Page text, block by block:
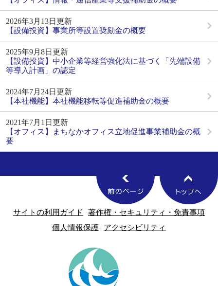
2026年3月13日更新
【設備投資】事業所等設置奨励金の概要
2025年9月8日更新
【設備投資】中小企業等経営強化法に基づく「先端設備
等導入計画」の認定
2024年7月24日更新
【本社機能】本社機能移転等促進補助金の概要
2021年7月1日更新
【オフィス】まちなかオフィス立地促進事業補助金の概
要
サイトの利用ガイド
著作権・セキュリティ・免責事項
個人情報保護
アクセシビリティ